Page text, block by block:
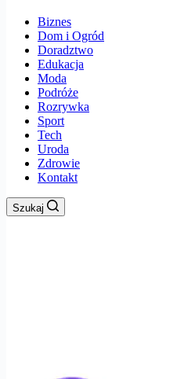
Biznes
Dom i Ogród
Doradztwo
Edukacja
Moda
Podróże
Rozrywka
Sport
Tech
Uroda
Zdrowie
Kontakt
Szukaj